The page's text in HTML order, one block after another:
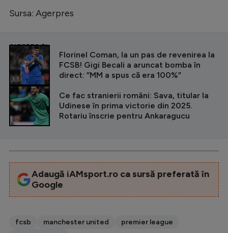
Ciclism
JO 2026
Creează cont
Sursa: Agerpres
CITEȘTE ȘI
Florinel Coman, la un pas de revenirea la
FCSB! Gigi Becali a aruncat bomba în
direct: ”MM a spus că era 100%”
Ce fac stranierii români: Sava, titular la
Udinese în prima victorie din 2025.
Rotariu înscrie pentru Ankaragucu
Adaugă iAMsport.ro ca sursă preferată în
Google
fcsb manchester united
premier league